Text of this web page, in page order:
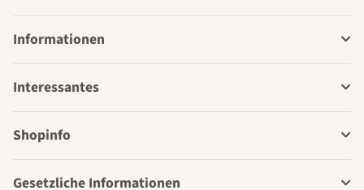
Informationen
Interessantes
Shopinfo
Gesetzliche Informationen